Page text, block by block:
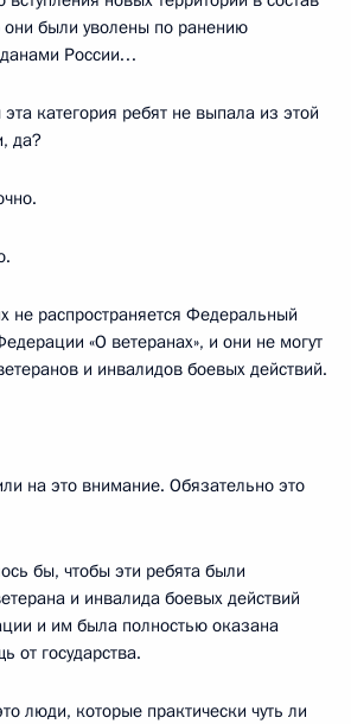
они были уволены по ранению
России…
категория ребят не выпала из этой
да?
не распространяется Федеральный
«О ветеранах», и они не могут
и инвалидов боевых действий.
на это внимание. Обязательно это
бы, чтобы эти ребята были
и инвалида боевых действий
и им была полностью оказана
от государства.
люди, которые практически чуть ли